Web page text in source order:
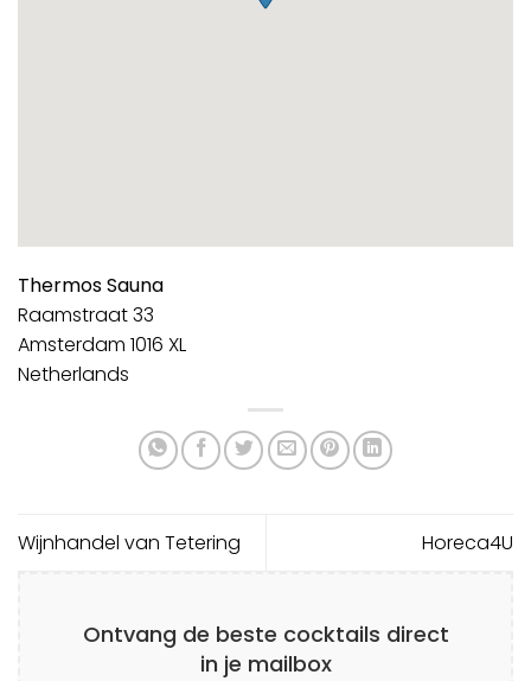
Thermos Sauna
Raamstraat 33
Amsterdam 1016 XL
Netherlands
Wijnhandel van Tetering Horeca4U
Ontvang de beste cocktails direct
in je mailbox